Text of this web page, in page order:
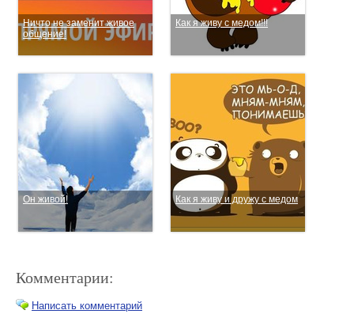
Ничто не заменит живое
общение!
Как я живу с медом!!!
Он живой! Как я живу и дружу с медом
Комментарии:
Написать комментарий